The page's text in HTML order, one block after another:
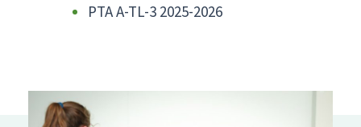
PTA A-TL-3 2025-2026